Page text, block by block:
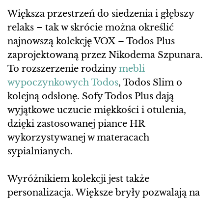
Większa przestrzeń do siedzenia i głębszy
relaks – tak w skrócie można określić
najnowszą kolekcję VOX – Todos Plus
zaprojektowaną przez Nikodema Szpunara.
To rozszerzenie rodzinymebli
wypoczynkowych Todos, Todos Slim o
kolejną odsłonę. Sofy Todos Plus dają
wyjątkowe uczucie miękkości i otulenia,
dzięki zastosowanej piance HR
wykorzystywanej w materacach
sypialnianych.
Wyróżnikiem kolekcji jest także
personalizacja. Większe bryły pozwalają na